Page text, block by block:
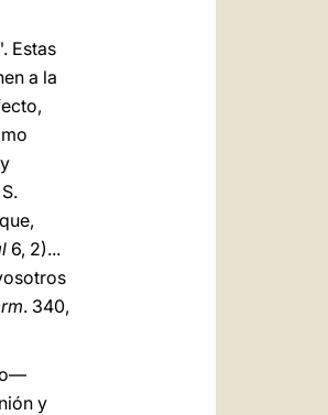
Estas
a la
6, 2)...
. 340,
y